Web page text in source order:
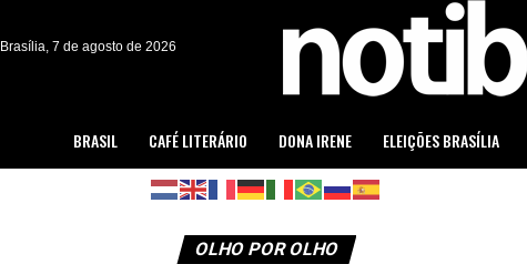
Brasília, 7 de agosto de 2026
BRASIL CAFÉ LITERÁRIO DONA IRENE ELEIÇÕES BRASÍLIA
OLHO POR OLHO